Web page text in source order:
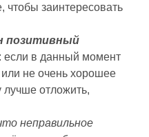
чтобы заинтересовать
позитивный
если в данный момент
не очень хорошее
лучше отложить,
неправильное